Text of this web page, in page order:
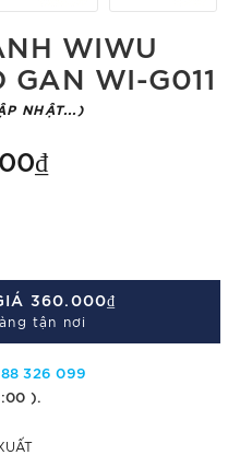
WIWU
GAN WI-G011
NHẬT...)
360.000₫
tận nơi
326 099
).